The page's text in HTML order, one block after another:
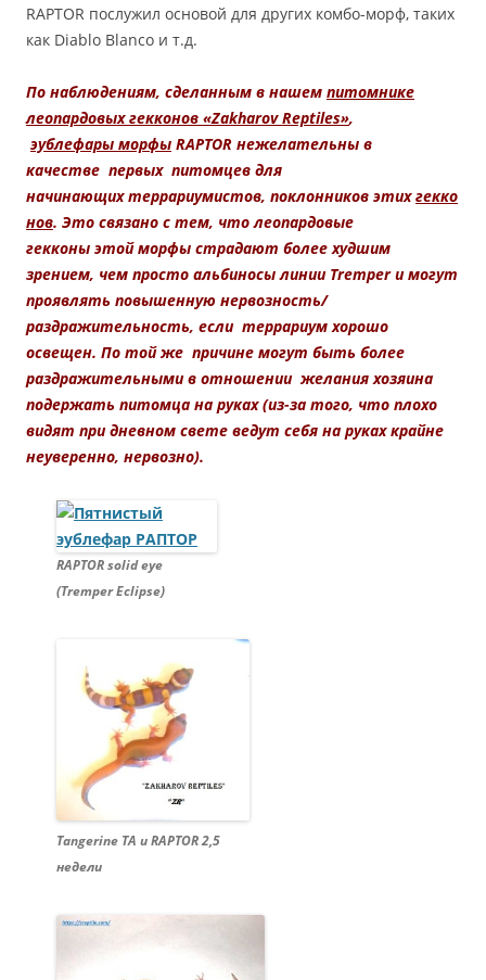
RAPTOR послужил основой для других комбо-морф, таких
как Diablo Blanco и т.д.
По наблюдениям, сделанным в нашем питомнике
леопардовых гекконов «Zakharov Reptiles»,
эублефары морфы RAPTOR нежелательны в
качестве первых питомцев для
начинающих террариумистов, поклонников этихгекко
нов. Это связано с тем, что леопардовые
гекконы этой морфы страдают более худшим
зрением, чем просто альбиносы линии Tremper и могут
проявлять повышенную нервозность/
раздражительность, если террариум хорошо
освещен. По той же причине могут быть более
раздражительными в отношении желания хозяина
подержать питомца на руках (из-за того, что плохо
видят при дневном свете ведут себя на руках крайне
неуверенно, нервозно).
RAPTOR solid eye
(Tremper Eclipse)
Tangerine TA и RAPTOR 2,5
недели